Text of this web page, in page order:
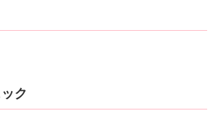
ク